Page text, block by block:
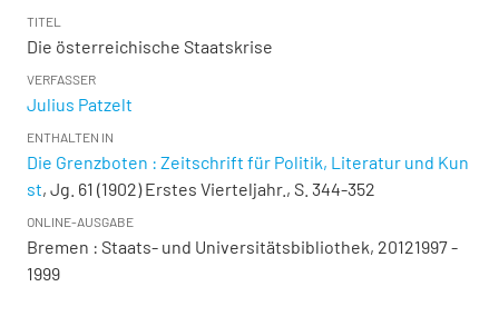
TITEL
Die österreichische Staatskrise
VERFASSER
Julius Patzelt
ENTHALTEN IN
Die Grenzboten : Zeitschrift für Politik, Literatur und Kun
st, Jg. 61 (1902) Erstes Vierteljahr., S. 344-352
ONLINE-AUSGABE
Bremen : Staats- und Universitätsbibliothek, 20121997 -
1999